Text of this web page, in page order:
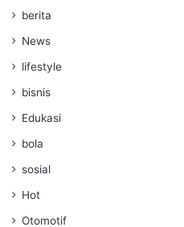
berita
News
lifestyle
bisnis
Edukasi
bola
sosial
Hot
Otomotif